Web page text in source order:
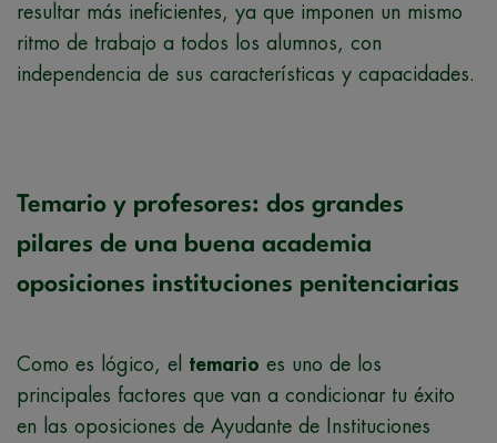
resultar más ineficientes, ya que imponen un mismo
ritmo de trabajo a todos los alumnos, con
independencia de sus características y capacidades.
Temario y profesores: dos grandes
pilares de una buena academia
oposiciones instituciones penitenciarias
Como es lógico, el temario es uno de los
principales factores que van a condicionar tu éxito
en las oposiciones de Ayudante de Instituciones